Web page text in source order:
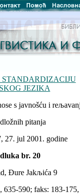
STANDARDIZACIJU
JEZIKA
s javnošću i
pitanja
27. jul 2001. godine
br. 20
Đure Jakљića 9
635-590; faks: 183-